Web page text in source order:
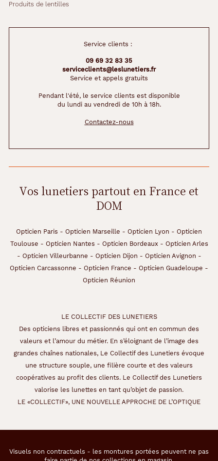
\
3
r
é
Détails
techniques
Amo
Sas
Produits de lentilles
Service clients :
09 69 32 83 35
serviceclients@leslunetiers.fr
Service et appels gratuits
Pendant l'été, le service clients est disponible
du lundi au vendredi de 10h à 18h.
Contactez-nous
Vos lunetiers partout en France et
DOM
Opticien Paris - Opticien Marseille - Opticien Lyon - Opticien
Toulouse - Opticien Nantes - Opticien Bordeaux- Opticien Arles
- Opticien Villeurbanne - Opticien Dijon - Opticien Avignon -
Opticien Carcassonne - Opticien France - Opticien Guadeloupe -
Opticien Réunion
LE COLLECTIF DES LUNETIERS
Des opticiens libres et passionnés qui ont en commun des
valeurs et l’amour du métier. En s’éloignant de l’image des
grandes chaînes nationales, Le Collectif des Lunetiers évoque
une structure souple, une filière courte et des valeurs
coopératives au profit des clients. Le Collectif des Lunetiers
valorise les lunettes en tant qu’objet de passion.
LE «COLLECTIF», UNE NOUVELLE APPROCHE DE L’OPTIQUE
Visuels non contractuels - les montures portées peuvent ne pas